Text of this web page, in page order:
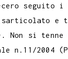
seguito i
e
Non si
n.11/2004